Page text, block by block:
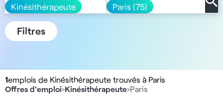
Kinésithérapeute Paris (75)
Filtres
1emplois de Kinésithérapeute trouvés à Paris
Offres d'emploi›Kinésithérapeute›Paris